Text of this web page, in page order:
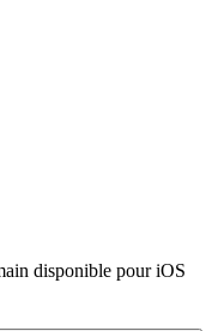
disponible pour iOS